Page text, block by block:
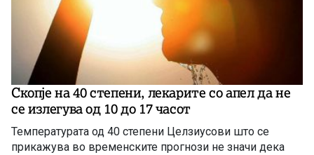
Скопје на 40 степени, лекарите со апел да не
се излегува од 10 до 17 часот
Температурата од 40 степени Целзиусови што се
прикажува во временските прогнози не значи дека